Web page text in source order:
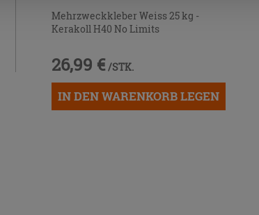
Mehrzweckkleber Weiss 25 kg -
Kerakoll H40 No Limits
26,99 € /STK.
IN DEN WARENKORB LEGEN